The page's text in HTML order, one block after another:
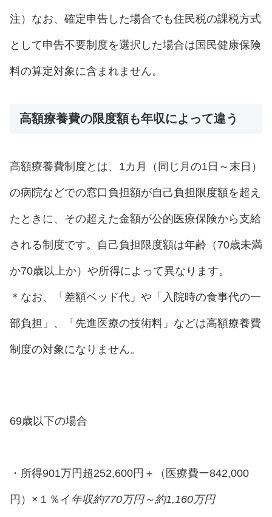
注）なお、確定申告した場合でも住民税の課税方式
として申告不要制度を選択した場合は国民健康保険
料の算定対象に含まれません。
高額療養費の限度額も年収によって違う
高額療養費制度とは、1カ月（同じ月の1日～末日）
の病院などでの窓口負担額が自己負担限度額を超え
たときに、その超えた金額が公的医療保険から支給
される制度です。自己負担限度額は年齢（70歳未満
か70歳以上か）や所得によって異なります。
＊なお、「差額ベッド代」や「入院時の食事代の一
部負担」、「先進医療の技術料」などは高額療養費
制度の対象になりません。
69歳以下の場合
・所得901万円超252,600円＋（医療費ー842,000
円）×１％イ 年収約770万円～約1,160万円